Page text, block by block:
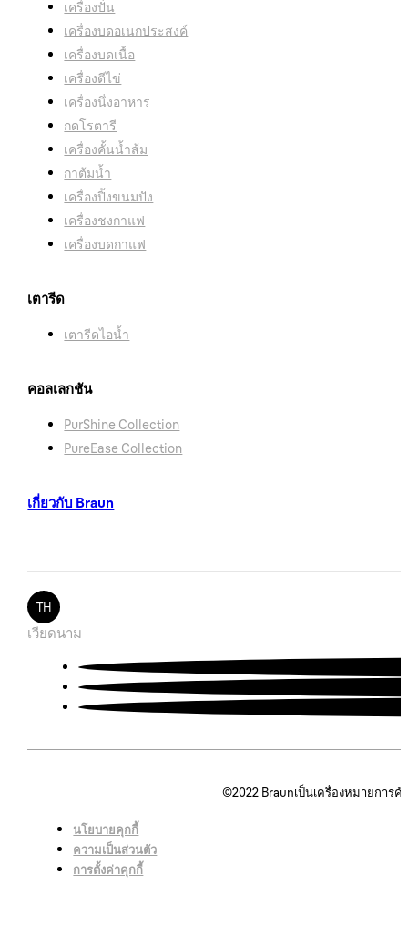
หน้าต่างน้ำ:มี
ฐาน 360°:มี
คำเตือนการล้างตะกรัน:
ฟังก์ชั่นอุ่น:ไม่
ระบุ 1 ถ้วย:ไม่
เครื่องปั่น
เครื่องบดอเนกประสงค์
เครื่องบดเนื้อ
เครื่องตีไข่
เครื่องนึ่งอาหาร
กดโรตารี
เครื่องคั้นน้ำส้ม
กาต้มน้ำ
เครื่องปิ้งขนมปัง
เครื่องชงกาแฟ
เครื่องบดกาแฟ
เตารีด
เตารีดไอน้ำ
คอลเลกชัน
PurShine Collection
PureEase Collection
เกี่ยวกับ Braun
TH
เวียดนาม
©2022 Braunเป็นเครื่องหมายการ
นโยบายคุกกี้
ความเป็นส่วนตัว
การตั้งค่าคุกกี้